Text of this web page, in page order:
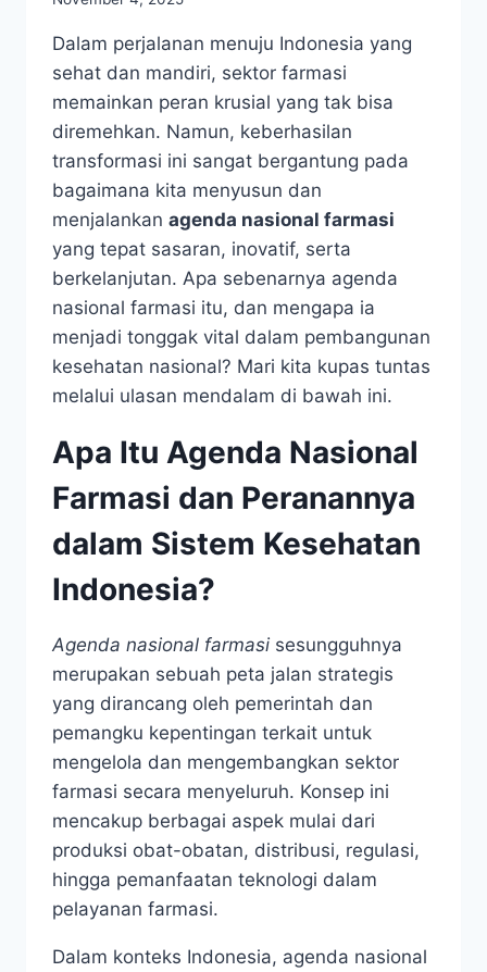
Dalam perjalanan menuju Indonesia yang
sehat dan mandiri, sektor farmasi
memainkan peran krusial yang tak bisa
diremehkan. Namun, keberhasilan
transformasi ini sangat bergantung pada
bagaimana kita menyusun dan
menjalankan agenda nasional farmasi
yang tepat sasaran, inovatif, serta
berkelanjutan. Apa sebenarnya agenda
nasional farmasi itu, dan mengapa ia
menjadi tonggak vital dalam pembangunan
kesehatan nasional? Mari kita kupas tuntas
melalui ulasan mendalam di bawah ini.
Apa Itu Agenda Nasional
Farmasi dan Peranannya
dalam Sistem Kesehatan
Indonesia?
Agenda nasional farmasi sesungguhnya
merupakan sebuah peta jalan strategis
yang dirancang oleh pemerintah dan
pemangku kepentingan terkait untuk
mengelola dan mengembangkan sektor
farmasi secara menyeluruh. Konsep ini
mencakup berbagai aspek mulai dari
produksi obat-obatan, distribusi, regulasi,
hingga pemanfaatan teknologi dalam
pelayanan farmasi.
Dalam konteks Indonesia, agenda nasional